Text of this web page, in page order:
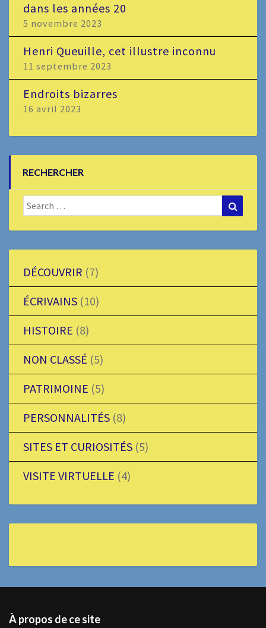
dans les années 20
5 novembre 2023
Henri Queuille, cet illustre inconnu
11 septembre 2023
Endroits bizarres
16 avril 2023
RECHERCHER
Search
for:
DÉCOUVRIR (7)
ÉCRIVAINS (10)
HISTOIRE (8)
NON CLASSÉ (5)
PATRIMOINE (5)
PERSONNALITÉS (8)
SITES ET CURIOSITÉS (5)
VISITE VIRTUELLE (4)
À propos de ce site